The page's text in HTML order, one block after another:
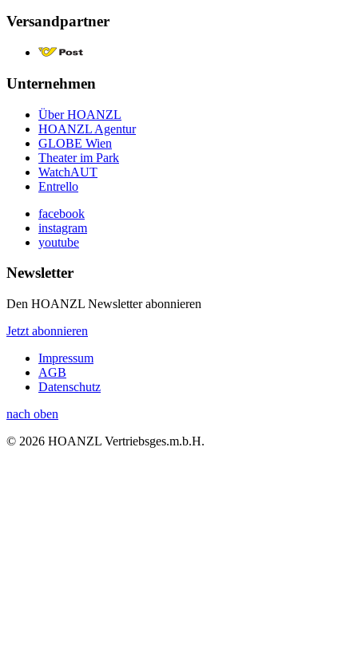
Versandpartner
Unternehmen
Über HOANZL
HOANZL Agentur
GLOBE Wien
Theater im Park
WatchAUT
Entrello
facebook
instagram
youtube
Newsletter
Den HOANZL Newsletter abonnieren
Jetzt abonnieren
Impressum
AGB
Datenschutz
nach oben
© 2026 HOANZL Vertriebsges.m.b.H.